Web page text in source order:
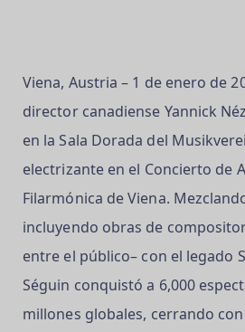
Viena, Austria – 1 de enero de
director canadiense Yannick
en la Sala Dorada del
electrizante en el Concierto de
Filarmónica de Viena.
incluyendo obras de
entre el público– con el legado
Séguin conquistó a 6,000
millones globales, cerrando